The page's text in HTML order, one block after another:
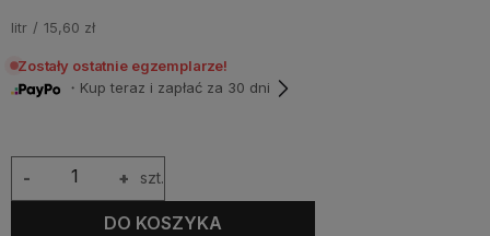
litr 15,60 zł
Zostały ostatnie egzemplarze!
・Kup teraz i zapłać za 30 dni
+
- szt.
DO KOSZYKA